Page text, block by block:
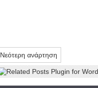
Νεότερη ανάρτηση